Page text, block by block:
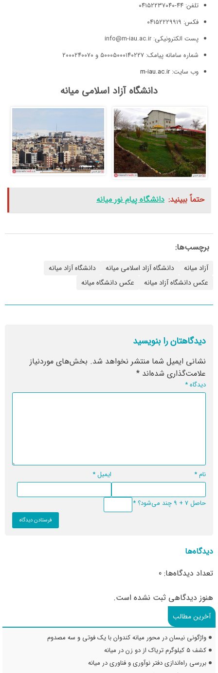
تلفن: ۴۴-۰۴۱۵۲۲۳۷۰۴۰
فکس: ۰۴۱۵۲۲۲۹۹۱۹
پست الکترونیکی: info@m-iau.ac.ir
شماره سامانه پیامک: ۵۰۰۰۵۰۰۰۱۴۰۲۲۷ و ۲۰۰۰۲۴۰۰۷۰
وب سایت:m-iau.ac.ir
دانشگاه آزاد اسلامی میانه
حتماً ببینید: دانشگاه پیام نور میانه
برچسب‌ها:
آزاد میانه دانشگاه آزاد اسلامی میانه
دانشگاه آزاد میانه
عکس دانشگاه آزاد میانه
عکس دانشگاه میانه
دیدگاهتان را بنویسید
نشانی ایمیل شما منتشر نخواهد شد. بخش‌های موردنیاز
علامت‌گذاری شده‌اند *
دیدگاه*
نام* ایمیل*
حاصل 7 + 9 چند می‌شود؟ *
دیدگاه‌ها
تعداد دیدگاه‌ها: 0
هنوز دیدگاهی ثبت نشده است.
آخرین مطالب
واژگونی نیسان در محور میانه کندوان با یک فوتی و سه مصدوم
کشف ۵ کیلوگرم تریاک از دو زن در میانه
بررسی راه‌اندازی دفتر نوآوری و فناوری در میانه